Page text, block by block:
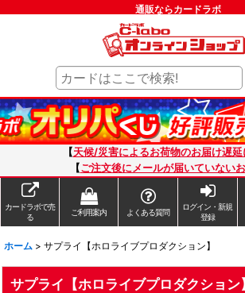
通販ならカードラボ
【天候/災害によるお荷物のお届け遅延
【ご注文後にメールが届いていない
カードラボで売
る
ご利用案内 よくある質問
ログイン・新規
登録
ホーム > サプライ【ホロライブプロダクション】
サプライ【ホロライブプロダクション】